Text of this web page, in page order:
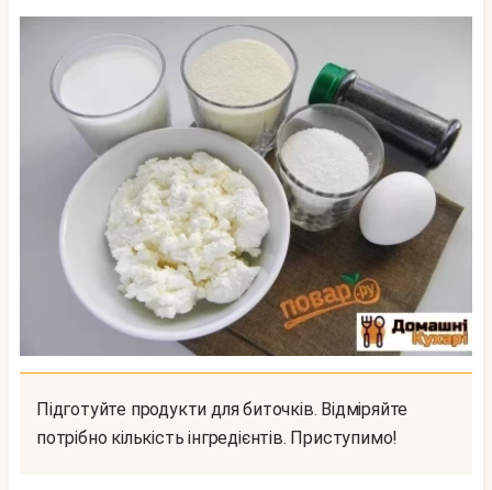
Підготуйте продукти для биточків. Відміряйте
потрібно кількість інгредієнтів. Приступимо!